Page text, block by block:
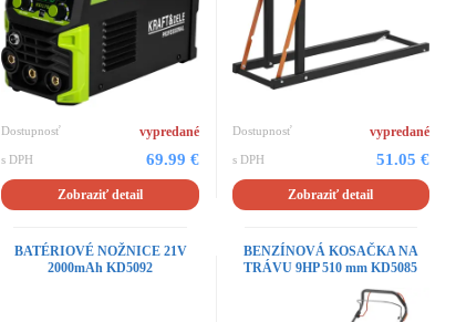
Dostupnosť vypredané
s DPH 69.99 €
Zobraziť detail
Dostupnosť vypredané
s DPH 51.05 €
Zobraziť detail
BATÉRIOVÉ NOŽNICE 21V
2000mAh KD5092
BENZÍNOVÁ KOSAČKA NA
TRÁVU 9HP 510 mm KD5085